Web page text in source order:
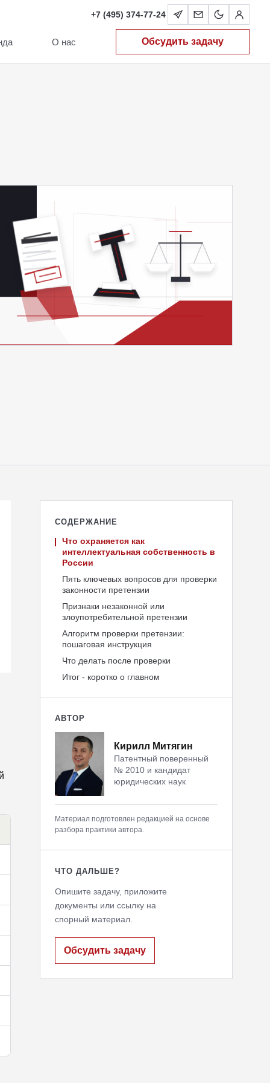
О нас
+7 (495) 374-77-24
Обсудить задачу
СОДЕРЖАНИЕ
Что охраняется как
интеллектуальная собственность в
России
Пять ключевых вопросов для проверки
законности претензии
Признаки незаконной или
злоупотребительной претензии
Алгоритм проверки претензии:
пошаговая инструкция
Что делать после проверки
Итог - коротко о главном
АВТОР
Кирилл Митягин
Патентный поверенный
№ 2010 и кандидат
юридических наук
Материал подготовлен редакцией на основе
разбора практики автора.
ЧТО ДАЛЬШЕ?
Опишите задачу, приложите
документы или ссылку на
спорный материал.
Обсудить задачу